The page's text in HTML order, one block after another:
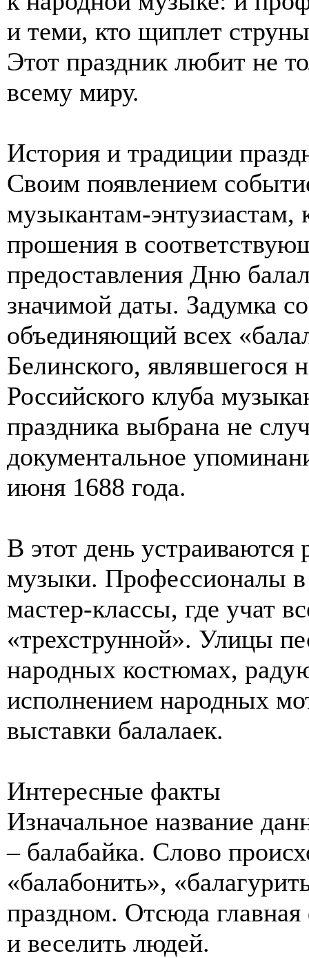
и теми, кто щиплет
Этот праздник любит не
всему миру.
История и традиции
Своим появлением
музыкантам-энтузиастам,
прошения в
предоставления Дню
значимой даты. Задумка
объединяющий всех
Белинского, являвшегося
Российского клуба
праздника выбрана не
документальное
июня 1688 года.
В этот день
музыки. Профессионалы в
мастер-классы, где учат
«трехструнной». Улицы
народных костюмах,
исполнением народных
выставки балалаек.
Интересные факты
Изначальное название
– балабайка. Слово
«балабонить»,
праздном. Отсюда главная
и веселить людей.